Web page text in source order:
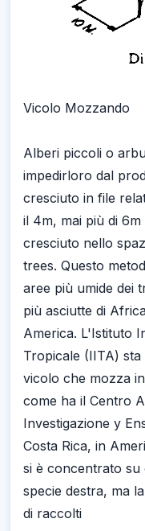
Vicolo Mozzando
Alberi piccoli o
impedirloro dal
cresciuto in file
il 4m, mai più di
cresciuto nello
trees. Questo
aree più umide dei
più asciutte di
America. L'Istituto
Tropicale (IITA)
vicolo che mozza
come ha il Centro
Investigazione y
Costa Rica, in
si è concentrato su
specie destra, ma
di raccolti